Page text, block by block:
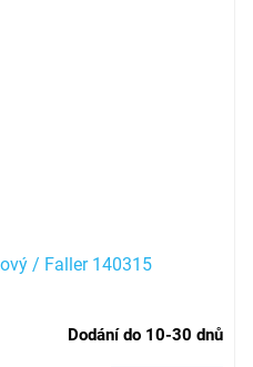
/ Faller 140315
Dodání do 10-30 dnů